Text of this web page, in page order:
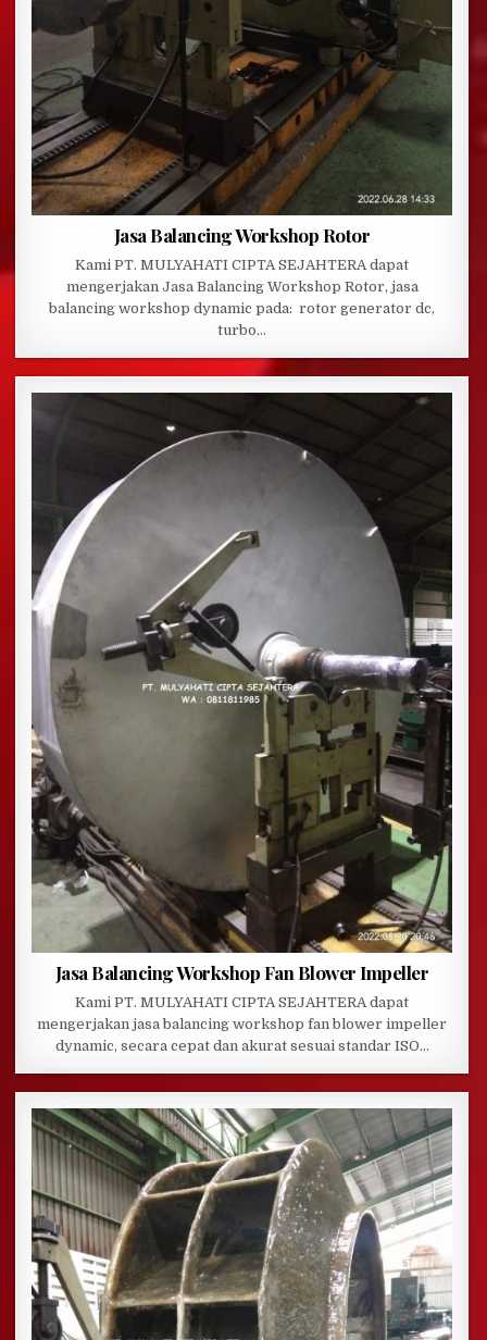
Jasa Balancing Workshop Rotor
Kami PT. MULYAHATI CIPTA SEJAHTERA dapat
mengerjakan Jasa Balancing Workshop Rotor, jasa
balancing workshop dynamic pada: rotor generator dc,
turbo…
Jasa Balancing Workshop Fan Blower Impeller
Kami PT. MULYAHATI CIPTA SEJAHTERA dapat
mengerjakan jasa balancing workshop fan blower impeller
dynamic, secara cepat dan akurat sesuai standar ISO…